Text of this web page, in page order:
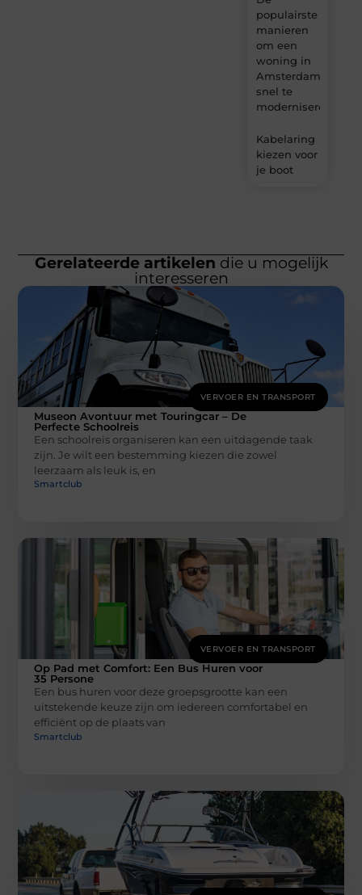
populairste
manieren
om een
woning in
Amsterdam
snel te
moderniseren
Kabelaring
kiezen voor
je boot
Gerelateerde artikelen die u mogelijk
interesseren
VERVOER EN TRANSPORT
Museon Avontuur met Touringcar – De
Perfecte Schoolreis
Een schoolreis organiseren kan een uitdagende taak
zijn. Je wilt een bestemming kiezen die zowel
leerzaam als leuk is, en
Smartclub
VERVOER EN TRANSPORT
Op Pad met Comfort: Een Bus Huren voor
35 Persone
Een bus huren voor deze groepsgrootte kan een
uitstekende keuze zijn om iedereen comfortabel en
efficiënt op de plaats van
Smartclub